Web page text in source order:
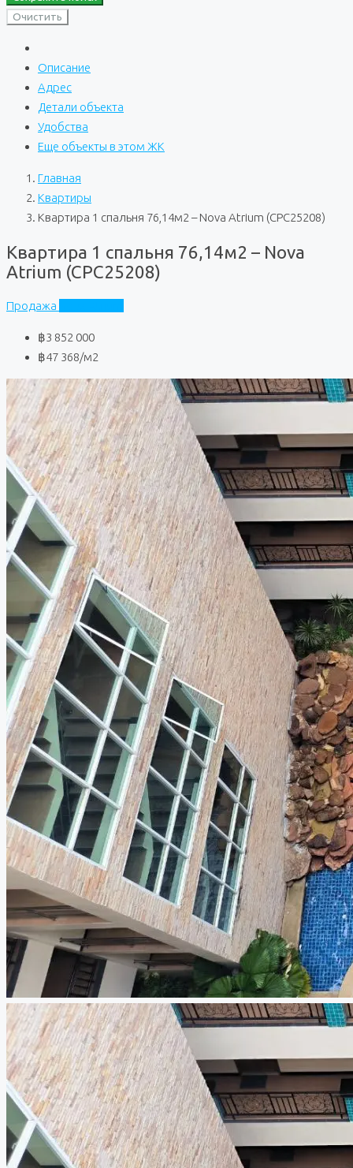
Очистить
Описание
Адрес
Детали объекта
Удобства
Еще объекты в этом ЖК
Главная
Квартиры
Квартира 1 спальня 76,14м2 – Nova Atrium (CPC25208)
Квартира 1 спальня 76,14м2 – Nova
Atrium (CPC25208)
Продажа
฿3 852 000
฿47 368/м2